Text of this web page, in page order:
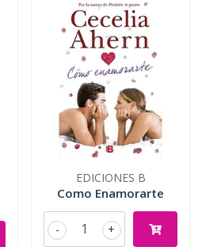
EDICIONES B
Como Enamorarte
+
-